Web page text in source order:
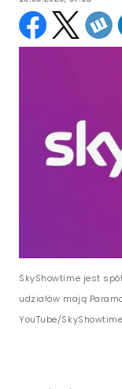
SkyShowtime jest
udziałów mają
YouTube/